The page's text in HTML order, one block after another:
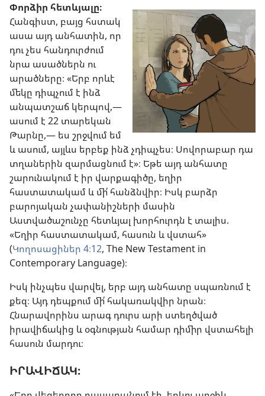
Փորձիր հետևյալը։
Հանգիստ, բայց հստակ
ասա այդ անհատին, որ
դու չես հանդուրժում
նրա ասածներն ու
արածները։ «Երբ որևէ
մեկը դիպչում է ինձ
անպատշաճ կերպով,—
ասում է 22 տարեկան
Թարնը,— ես շրջվում եմ
և ասում, այլևս երբեք ինձ չդիպչես։ Սովորաբար դա
տղաներին զարմացնում է»։ Եթե այդ անհատը
շարունակում է իր վարքագիծը, եղիր
հաստատակամ և մի՛ հանձնվիր։ Իսկ բարձր
բարոյական չափանիշների մասին
Աստվածաշունչը հետևյալ խորհուրդն է տալիս.
«Եղիր հաստատակամ, հասուն և վստահ»
(Կողոսացիներ 4։12, The New Testament in
Contemporary Language)։
Իսկ ինչպես վարվել, երբ այդ անհատը սպառնում է
քեզ։ Այդ դեպքում մի՛ հակառակվիր նրան։
Հնարավորինս արագ դուրս արի ստեղծված
իրավիճակից և օգնության համար դիմիր վստահելի
հասուն մարդու։
ԻՐԱՎԻՃԱԿ։